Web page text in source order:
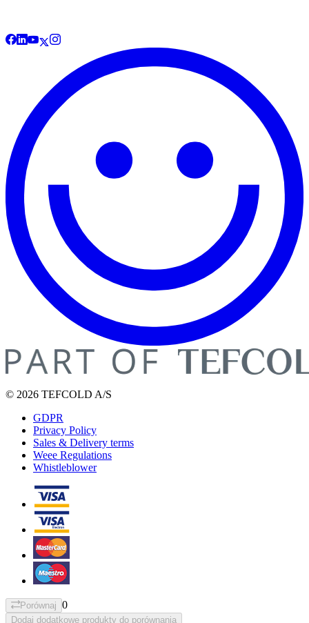
© 2026 TEFCOLD A/S
GDPR
Privacy Policy
Sales & Delivery terms
Weee Regulations
Whistleblower
Porównaj 0
Dodaj dodatkowe produkty do porównania